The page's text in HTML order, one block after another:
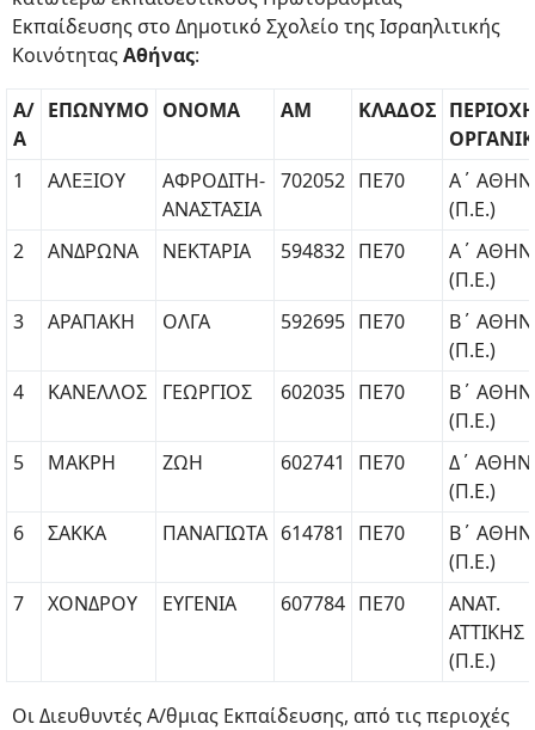
Εκπαίδευσης στο Δημοτικό Σχολείο της Ισραηλιτικής
ΚοινότηταςΑθήνας:
Α/
Α
ΕΠΩΝΥΜΟ ΟΝΟΜΑ ΑΜ ΚΛΑΔΟΣ ΠΕΡΙΟΧΗ
1
ΑΛΕΞΙΟΥ
ΑΦΡΟΔΙΤΗ-
ΑΝΑΣΤΑΣΙΑ
702052 ΠΕ70
Α΄
(Π.Ε.)
2
ΑΝΔΡΩΝΑ ΝΕΚΤΑΡΙΑ 594832 ΠΕ70
Α΄
(Π.Ε.)
3
ΑΡΑΠΑΚΗ ΟΛΓΑ 592695 ΠΕ70
Β΄
(Π.Ε.)
4
ΚΑΝΕΛΛΟΣ ΓΕΩΡΓΙΟΣ 602035 ΠΕ70
Β΄
(Π.Ε.)
5
ΜΑΚΡΗ ΖΩΗ 602741 ΠΕ70
Δ΄
(Π.Ε.)
6
ΣΑΚΚΑ ΠΑΝΑΓΙΩΤΑ 614781 ΠΕ70
Β΄
(Π.Ε.)
7
ΧΟΝΔΡΟΥ ΕΥΓΕΝΙΑ 607784 ΠΕ70
ΑΝΑΤ.
ΑΤΤΙΚΗΣ
(Π.Ε.)
Οι Διευθυντές Α/θμιας Εκπαίδευσης, από τις περιοχές